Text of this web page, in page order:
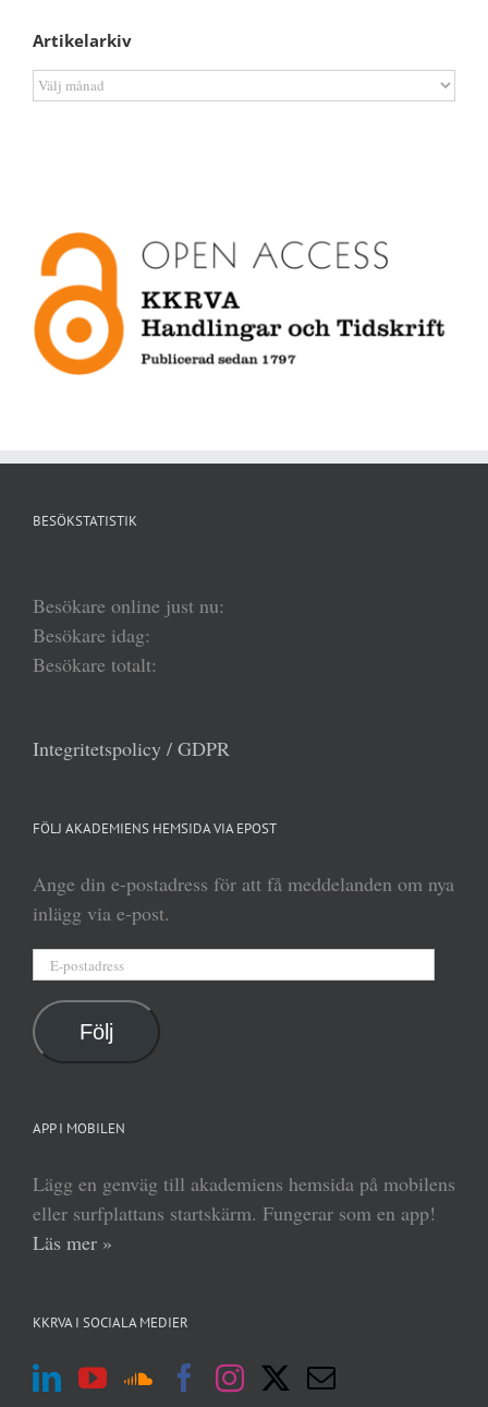
Artikelarkiv
Artikelarkiv
BESÖKSTATISTIK
Besökare online just nu:
Besökare idag:
Besökare totalt:
Integritetspolicy / GDPR
FÖLJ AKADEMIENS HEMSIDA VIA EPOST
Ange din e-postadress för att få meddelanden om nya
inlägg via e-post.
Följ
APP I MOBILEN
Lägg en genväg till akademiens hemsida på mobilens
eller surfplattans startskärm. Fungerar som en app!
Läs mer »
KKRVA I SOCIALA MEDIER